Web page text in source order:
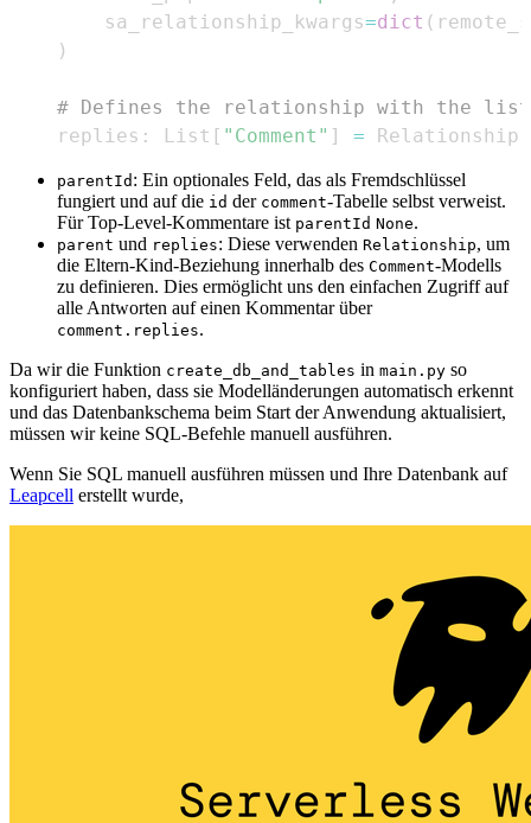
        sa_relationship_kwargs
=dict (
)
# Defines the relationship with the
    replies
: List [ "Comment" ] = Relationship
parentId : Ein optionales Feld, das als Fremdschlüssel
fungiert und auf die id der comment-Tabelle selbst verweist.
Für Top-Level-Kommentare ist parentId None.
parent und replies: Diese verwenden Relationship, um
die Eltern-Kind-Beziehung innerhalb des Comment-Modells
zu definieren. Dies ermöglicht uns den einfachen Zugriff auf
alle Antworten auf einen Kommentar über
comment.replies.
Da wir die Funktion create_db_and_tables in main.py so
konfiguriert haben, dass sie Modelländerungen automatisch erkennt
und das Datenbankschema beim Start der Anwendung aktualisiert,
müssen wir keine SQL-Befehle manuell ausführen.
Wenn Sie SQL manuell ausführen müssen und Ihre Datenbank auf
Leapcell erstellt wurde,